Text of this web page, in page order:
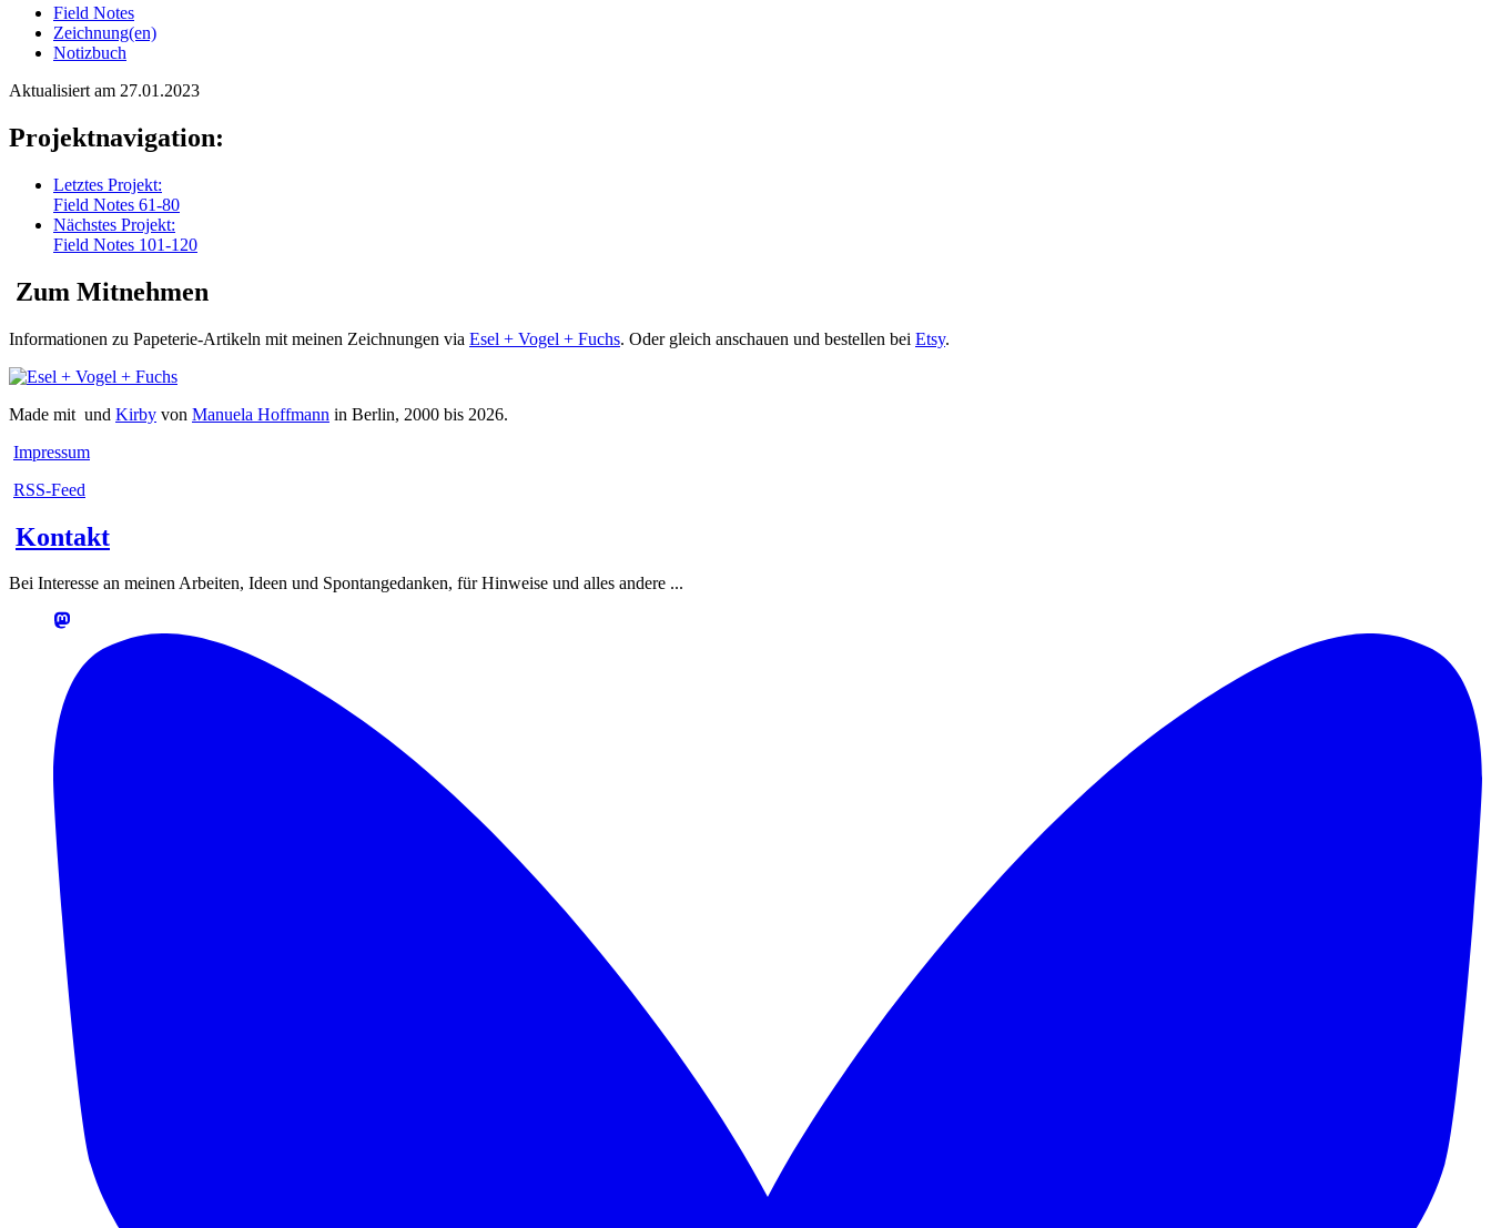
Field Notes
Zeichnung(en)
Notizbuch
Aktualisiert am 27.01.2023
Projektnavigation:
Letztes Projekt:
Field Notes 61-80
Nächstes Projekt:
Field Notes 101-120
Zum Mitnehmen
Informationen zu Papeterie-Artikeln mit meinen Zeichnungen via Esel + Vogel + Fuchs. Oder gleich anschauen und bestellen bei Etsy.
Made mit und Kirby von Manuela Hoffmann in Berlin, 2000 bis 2026.
Impressum
RSS-Feed
Kontakt
Bei Interesse an meinen Arbeiten, Ideen und Spontangedanken, für Hinweise und alles andere ...